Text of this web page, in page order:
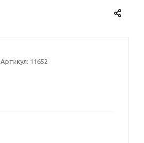
Артикул: 11652